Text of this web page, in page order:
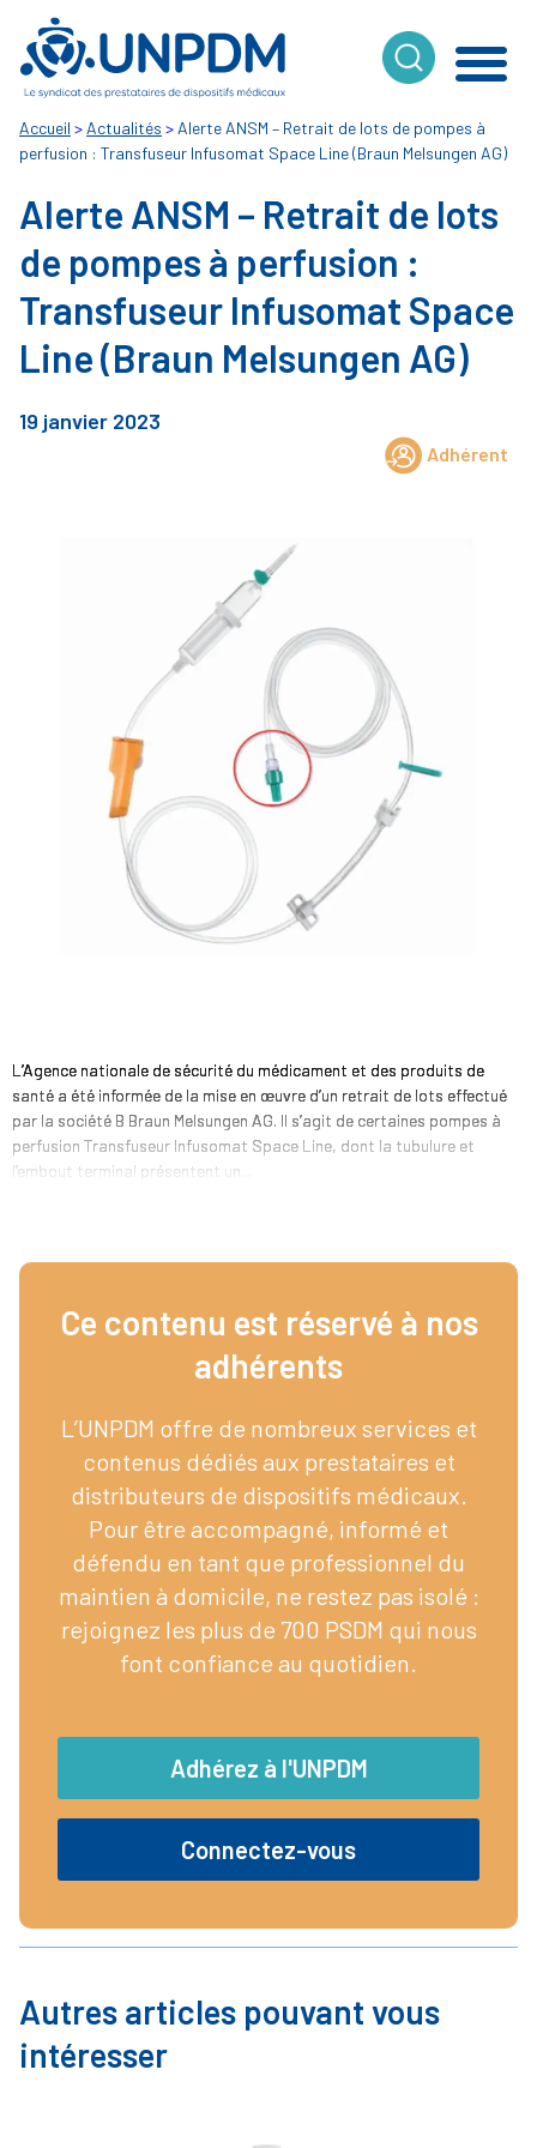
Accueil > Actualités > Alerte ANSM – Retrait de lots de pompes à
perfusion : Transfuseur Infusomat Space Line (Braun Melsungen AG)
Alerte ANSM – Retrait de lots
de pompes à perfusion :
Transfuseur Infusomat Space
Line (Braun Melsungen AG)
19 janvier 2023
Adhérent
L’Agence nationale de sécurité du médicament et des produits de
santé a été informée de la mise en œuvre d’un retrait de lots effectué
par la société B Braun Melsungen AG. Il s’agit de certaines pompes à
perfusion Transfuseur Infusomat Space Line, dont la tubulure et
l’embout terminal présentent un...
Ce contenu est réservé à nos
adhérents​
L’UNPDM offre de nombreux services et
contenus dédiés aux prestataires et
distributeurs de dispositifs médicaux.
Pour être accompagné, informé et
défendu en tant que professionnel du
maintien à domicile, ne restez pas isolé :
rejoignez les plus de 700 PSDM qui nous
font confiance au quotidien.
Adhérez à l'UNPDM
Connectez-vous
Autres articles pouvant vous
intéresser